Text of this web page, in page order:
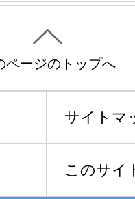
ページのトップへ
サイトマ
このサイ